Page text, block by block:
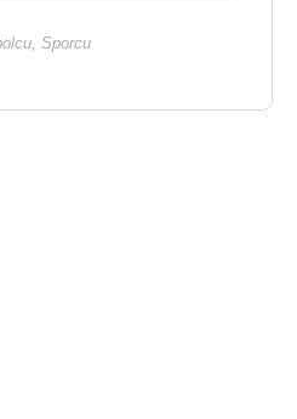
, Sporcu